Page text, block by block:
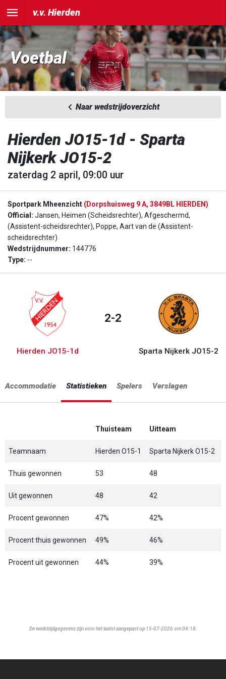
v.v. Hierden
Voetbal
Naar wedstrijdoverzicht
Hierden JO15-1d - Sparta
Nijkerk JO15-2
zaterdag 2 april, 09:00 uur
Sportpark Mheenzicht (Dorpshuisweg 9 A, 3849BL HIERDEN)
Official: Jansen, Heimen (Scheidsrechter), Afgeschermd,
(Assistent-scheidsrechter), Poppe, Aart van de (Assistent-
scheidsrechter)
Wedstrijdnummer: 144776
Type: --
Hierden JO15-1d
2-2
Sparta Nijkerk JO15-2
Accommodatie Statistieken Spelers Verslagen
Thuisteam Uitteam
Teamnaam Hierden O15-1 Sparta Nijkerk O15-2
Thuis gewonnen 53 48
Uit gewonnen 48 42
Procent gewonnen 47% 42%
Procent thuis gewonnen 49% 46%
Procent uit gewonnen 44% 39%
De wedstrijdgegevens zijn voor het laatst aangepast op 15-07-2026 om 04:18.